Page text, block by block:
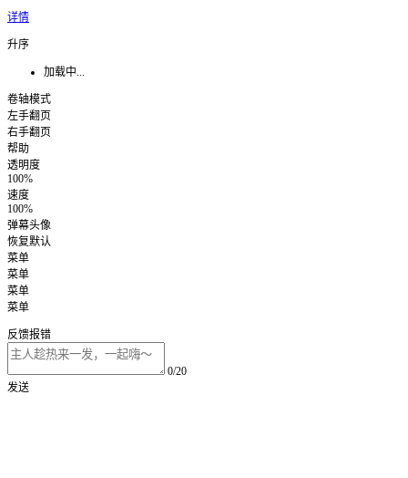
详情
升序
加载中...
卷轴模式
左手翻页
右手翻页
帮助
透明度
100%
速度
100%
弹幕头像
恢复默认
菜单
菜单
菜单
菜单
反馈报错
0/20
发送